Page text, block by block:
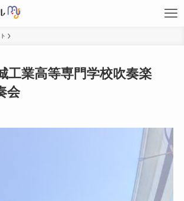
業高等専門学校吹奏楽
会